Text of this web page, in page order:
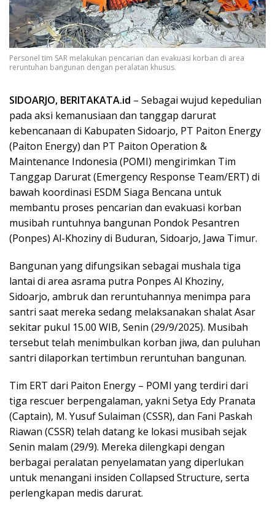
Personel tim SAR melakukan pencarian dan evakuasi korban di area
reruntuhan bangunan dengan peralatan khusus.
SIDOARJO, BERITAKATA.id – Sebagai wujud kepedulian
pada aksi kemanusiaan dan tanggap darurat
kebencanaan di Kabupaten Sidoarjo, PT Paiton Energy
(Paiton Energy) dan PT Paiton Operation &
Maintenance Indonesia (POMI) mengirimkan Tim
Tanggap Darurat (Emergency Response Team/ERT) di
bawah koordinasi ESDM Siaga Bencana untuk
membantu proses pencarian dan evakuasi korban
musibah runtuhnya bangunan Pondok Pesantren
(Ponpes) Al-Khoziny di Buduran, Sidoarjo, Jawa Timur.
Bangunan yang difungsikan sebagai mushala tiga
lantai di area asrama putra Ponpes Al Khoziny,
Sidoarjo, ambruk dan reruntuhannya menimpa para
santri saat mereka sedang melaksanakan shalat Asar
sekitar pukul 15.00 WIB, Senin (29/9/2025). Musibah
tersebut telah menimbulkan korban jiwa, dan puluhan
santri dilaporkan tertimbun reruntuhan bangunan.
Tim ERT dari Paiton Energy – POMI yang terdiri dari
tiga rescuer berpengalaman, yakni Setya Edy Pranata
(Captain), M. Yusuf Sulaiman (CSSR), dan Fani Paskah
Riawan (CSSR) telah datang ke lokasi musibah sejak
Senin malam (29/9). Mereka dilengkapi dengan
berbagai peralatan penyelamatan yang diperlukan
untuk menangani insiden Collapsed Structure, serta
perlengkapan medis darurat.